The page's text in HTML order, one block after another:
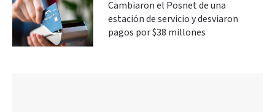
Cambiaron el Posnet de una
estación de servicio y desviaron
pagos por $38 millones